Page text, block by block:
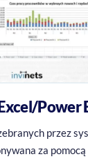
Power
przez
za pomocą